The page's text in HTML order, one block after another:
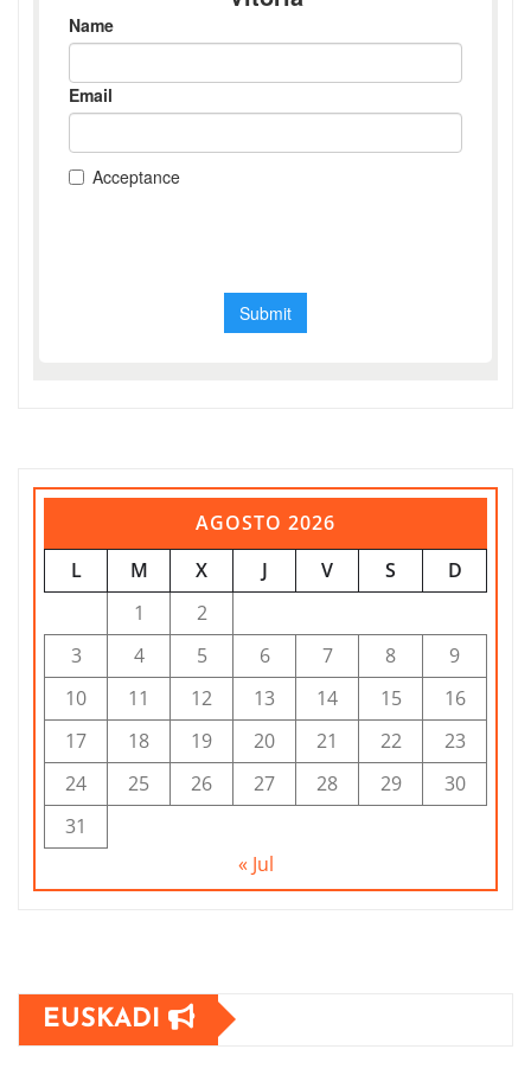
AGOSTO 2026
L
M X J V S
D
1
2
3
4 5 6 7 8
9
10
11 12 13 14 15
16
17
18 19 20 21 22
23
24
25 26 27 28 29
30
31
« Jul
EUSKADI